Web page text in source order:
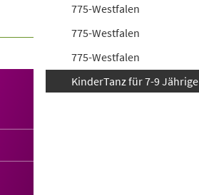
775-Westfalen
775-Westfalen
775-Westfalen
KinderTanz für 7-9 Jährige